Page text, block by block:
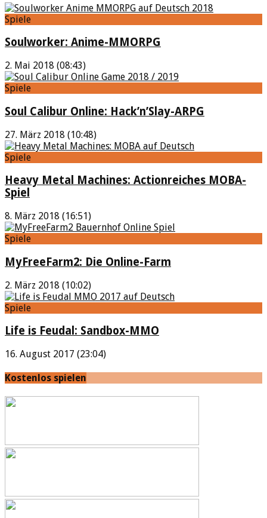
Spiele
Soulworker: Anime-MMORPG
2. Mai 2018 (08:43)
Spiele
Soul Calibur Online: Hack’n’Slay-ARPG
27. März 2018 (10:48)
Spiele
Heavy Metal Machines: Actionreiches MOBA-
Spiel
8. März 2018 (16:51)
Spiele
MyFreeFarm2: Die Online-Farm
2. März 2018 (10:02)
Spiele
Life is Feudal: Sandbox-MMO
16. August 2017 (23:04)
Kostenlos spielen